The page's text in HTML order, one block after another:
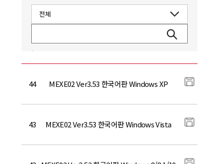
44 MEXE02 Ver3.53 한국어판 Windows XP
43 MEXE02 Ver3.53 한국어판 Windows Vista